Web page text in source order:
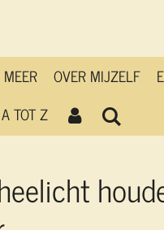
OVER MIJZELF
TOT Z